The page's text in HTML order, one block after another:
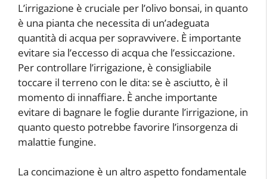
L’irrigazione è cruciale per l’olivo bonsai, in quanto
è una pianta che necessita di un’adeguata
quantità di acqua per sopravvivere. È importante
evitare sia l’eccesso di acqua che l’essiccazione.
Per controllare l’irrigazione, è consigliabile
toccare il terreno con le dita: se è asciutto, è il
momento di innaffiare. È anche importante
evitare di bagnare le foglie durante l’irrigazione, in
quanto questo potrebbe favorire l’insorgenza di
malattie fungine.
La concimazione è un altro aspetto fondamentale